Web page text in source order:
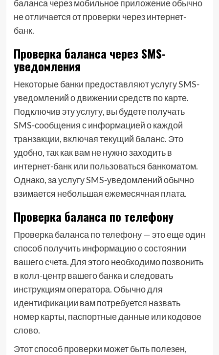
баланса через мобильное приложение обычно
не отличается от проверки через интернет-
банк.
Проверка баланса через SMS-
уведомления
Некоторые банки предоставляют услугу SMS-
уведомлений о движении средств по карте.
Подключив эту услугу, вы будете получать
SMS-сообщения с информацией о каждой
транзакции, включая текущий баланс. Это
удобно, так как вам не нужно заходить в
интернет-банк или пользоваться банкоматом.
Однако, за услугу SMS-уведомлений обычно
взимается небольшая ежемесячная плата.
Проверка баланса по телефону
Проверка баланса по телефону — это еще один
способ получить информацию о состоянии
вашего счета. Для этого необходимо позвонить
в колл-центр вашего банка и следовать
инструкциям оператора. Обычно для
идентификации вам потребуется назвать
номер карты, паспортные данные или кодовое
слово.
Этот способ проверки может быть полезен,